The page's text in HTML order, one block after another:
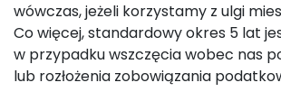
wówczas, jeżeli korzystamy z ulgi
Co więcej, standardowy okres 5 lat
w przypadku wszczęcia wobec nas
lub rozłożenia zobowiązania